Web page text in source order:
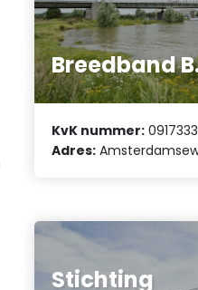
Breedband
KvK nummer:
Adres:
Stichting